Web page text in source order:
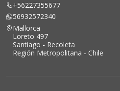
+56227355677
56932572340
Mallorca
Loreto 497
Santiago - Recoleta
Región Metropolitana - Chile